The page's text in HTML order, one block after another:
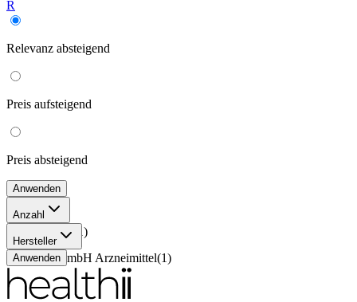
R
Relevanz absteigend
Preis aufsteigend
Preis absteigend
Anwenden
Anzahl
100 Stück )
Hersteller
MIBE GmbH Arzneimittel(1)
Anwenden